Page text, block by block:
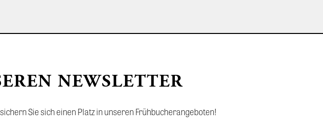
NEWSLETTER
Sie sich einen Platz in unseren Frühbucherangeboten!